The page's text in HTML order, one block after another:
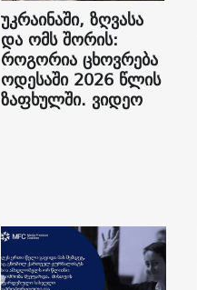
უკრაინაში, ზღვასა
და ომს შორის:
როგორია ცხოვრება
ოდესაში 2026 წლის
ზაფხულში. ვიდეო